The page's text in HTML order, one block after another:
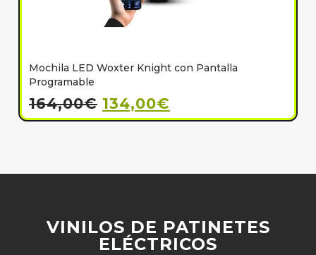
Mochila LED Woxter Knight con Pantalla
Programable
164,00€ 134,00€
VINILOS DE PATINETES
ELÉCTRICOS